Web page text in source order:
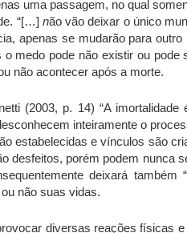
uma passagem, no qual
“[…] não vão deixar o único
apenas se mudarão para
o medo pode não existir ou
não acontecer após a morte.
(2003, p. 14) “A
inteiramente o
estabelecidas e vínculos são
desfeitos, porém podem nunca
deixará
não suas vidas.
diversas reações físicas